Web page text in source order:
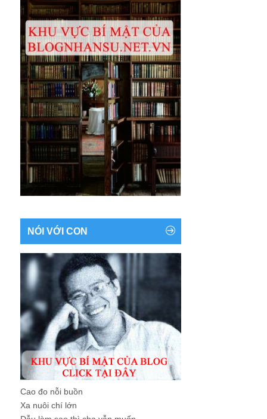
Cao đo nỗi buồn
Xa nuôi chí lớn
Dẫu làm sao thì cha vẫn muốn
Sống trên đá không chê đá gập ghềnh
Sống như sông như suối
Lên thác xuống ghềnh
Không lo cực nhọc
...
Con ơi, ...
Không bao giờ nhỏ bé được
Nghe con.
Liên hệ